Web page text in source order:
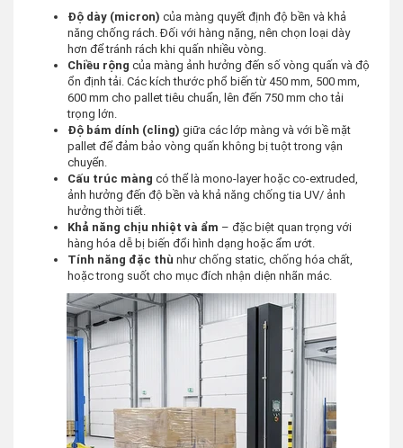
Độ dày (micron) của màng quyết định độ bền và khả
năng chống rách. Đối với hàng nặng, nên chọn loại dày
hơn để tránh rách khi quấn nhiều vòng.
Chiều rộng của màng ảnh hưởng đến số vòng quấn và độ
ổn định tải. Các kích thước phổ biến từ 450 mm, 500 mm,
600 mm cho pallet tiêu chuẩn, lên đến 750 mm cho tải
trọng lớn.
Độ bám dính (cling) giữa các lớp màng và với bề mặt
pallet để đảm bảo vòng quấn không bị tuột trong vận
chuyển.
Cấu trúc màng có thể là mono-layer hoặc co-extruded,
ảnh hưởng đến độ bền và khả năng chống tia UV/ ảnh
hưởng thời tiết.
Khả năng chịu nhiệt và ẩm – đặc biệt quan trọng với
hàng hóa dễ bị biến đổi hình dạng hoặc ẩm ướt.
Tính năng đặc thù như chống static, chống hóa chất,
hoặc trong suốt cho mục đích nhận diện nhãn mác.